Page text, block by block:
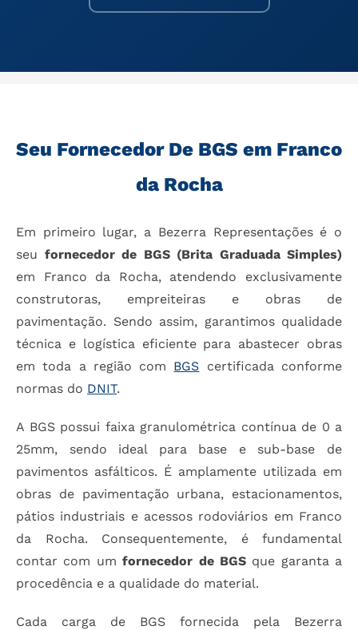
Seu Fornecedor De BGS em Franco
da Rocha
Em primeiro lugar, a Bezerra Representações é o
seu fornecedor de BGS (Brita Graduada Simples)
em Franco da Rocha, atendendo exclusivamente
construtoras, empreiteiras e obras de
pavimentação. Sendo assim, garantimos qualidade
técnica e logística eficiente para abastecer obras
em toda a região com BGS certificada conforme
normas do DNIT.
A BGS possui faixa granulométrica contínua de 0 a
25mm, sendo ideal para base e sub-base de
pavimentos asfálticos. É amplamente utilizada em
obras de pavimentação urbana, estacionamentos,
pátios industriais e acessos rodoviários em Franco
da Rocha. Consequentemente, é fundamental
contar com umfornecedor de BGSque garanta a
procedência e a qualidade do material.
Cada carga de BGS fornecida pela Bezerra